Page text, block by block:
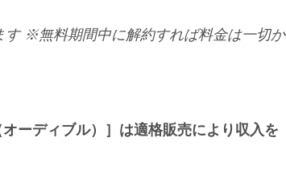
す ※無料期間中に解約すれば料金は一切か
ーディブル）］は適格販売により収入を